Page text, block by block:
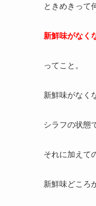
ときめきって
新鮮味がなく
ってこと。
新鮮味がなく
シラフの状態
それに加えて
新鮮味どころ